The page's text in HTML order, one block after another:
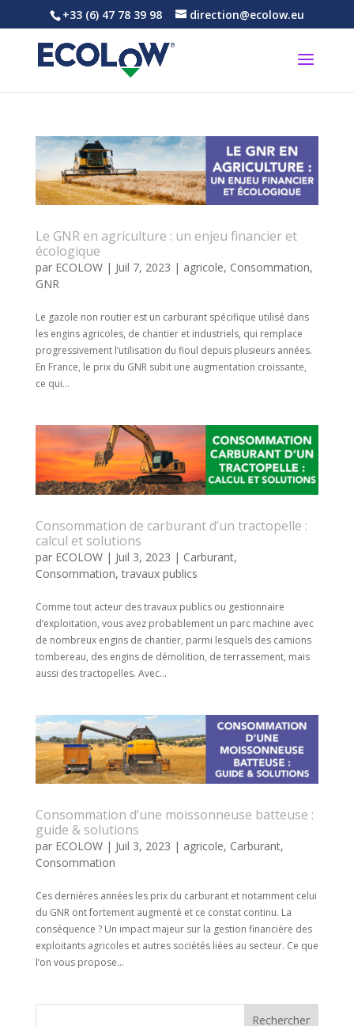
+33 (6) 47 78 39 98 direction@ecolow.eu
Le GNR en agriculture : un enjeu financier et
écologique
par ECOLOW| Juil 7, 2023 | agricole, Consommation,
GNR
Le gazole non routier est un carburant spécifique utilisé dans
les engins agricoles, de chantier et industriels, qui remplace
progressivement l’utilisation du fioul depuis plusieurs années.
En France, le prix du GNR subit une augmentation croissante,
ce qui...
Consommation de carburant d’un tractopelle :
calcul et solutions
par ECOLOW| Juil 3, 2023 | Carburant,
Consommation,travaux publics
Comme tout acteur des travaux publics ou gestionnaire
d’exploitation, vous avez probablement un parc machine avec
de nombreux engins de chantier, parmi lesquels des camions
tombereau, des engins de démolition, de terrassement, mais
aussi des tractopelles. Avec...
Consommation d’une moissonneuse batteuse :
guide & solutions
par ECOLOW| Juil 3, 2023 | agricole, Carburant,
Consommation
Ces dernières années les prix du carburant et notamment celui
du GNR ont fortement augmenté et ce constat continu. La
conséquence ? Un impact majeur sur la gestion financière des
exploitants agricoles et autres sociétés liées au secteur. Ce que
l’on vous propose...